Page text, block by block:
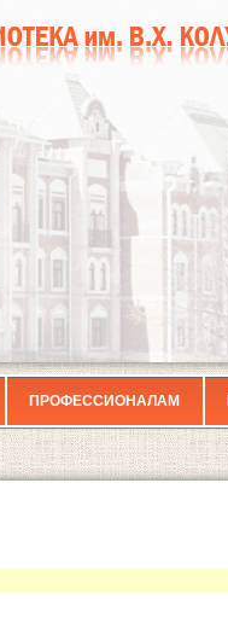
ПРОФЕССИОНАЛАМ